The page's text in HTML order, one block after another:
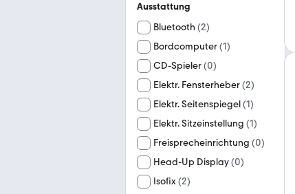
Ausstattung
Bluetooth (2)
Bordcomputer(1)
CD-Spieler(0)
Elektr. Fensterheber(2)
Elektr. Seitenspiegel(1)
Elektr. Sitzeinstellung (1)
Freisprecheinrichtung (0)
Head-Up Display(0)
Isofix(2)